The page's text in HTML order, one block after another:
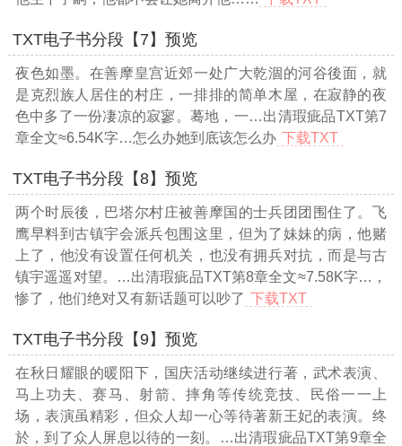
TXT电子书分段【7】预览
夜色如墨。在善摩皇宫近郊一处广大乾涸的河谷後面，就
是克烈族人居住的村庄，一排排的简单木屋，在寂静的夜
色中多了一份凄凉的寂寥。蓦地，一…出清瑕疵品TXT第7
章全文≈6.54K字…怎么办她到底该怎么办 下载TXT
TXT电子书分段【8】预览
两个时辰後，巴塔尔村庄被善摩国的士兵团团围住了。飞
鹰早料到古镇宇会派兵包围这里，但为了妹妹的病，他赌
上了，他没有设置任何机关，也没有拥兵对抗，而是与古
镇宇遥遥对望。
…出清瑕疵品TXT第8章全文≈7.58K字… ，
惨了，他们绝对又有新话题可以吵了 下载TXT
TXT电子书分段【9】预览
在秋日耀眼的暖阳下，国庆活动继续进行著，武术表演、
马上功夫、赛马、射箭、摔角等传统竞技、民俗一一上
场，表演虽精彩，但众人却一心等待著新王妃的表演。终
於，到了众人屏息以待的一刻。
…出清瑕疵品TXT第9章全